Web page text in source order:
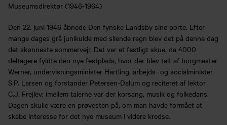
Museumsdirektør (1946-1964)
Den 22. juni 1946 åbnede Den fynske Landsby sine porte. Efter
mange dages grå junikulde med silende regn blev det på denne dag
det skønneste sommervejr. Det var et festligt skue, da 4000
deltagere fyldte den nye festplads, hvor der blev talt af borgmester
Werner, undervisningsminister Hartling, arbejds- og socialminister
S.P. Larsen og forstander Petersen-Dalum og reciteret af lektor
C.J. Frejlev; imellem talerne var der korsang, musik og folkedans.
Dagen skulle være en prøvesten på, om man havde formået at
skabe interesse for det nye museum i videre kredse.